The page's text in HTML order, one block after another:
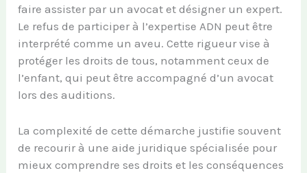
faire assister par un avocat et désigner un expert.
Le refus de participer à l’expertise ADN peut être
interprété comme un aveu. Cette rigueur vise à
protéger les droits de tous, notamment ceux de
l’enfant, qui peut être accompagné d’un avocat
lors des auditions.
La complexité de cette démarche justifie souvent
de recourir à une aide juridique spécialisée pour
mieux comprendre ses droits et les conséquences